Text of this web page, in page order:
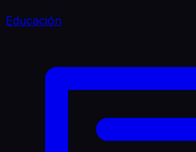
Educación